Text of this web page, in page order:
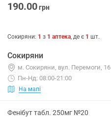
190.00грн
Сокиряни: 1 з 1 аптека, де є 1 шт.
Сокиряни
м. Сокиряни, вул. Перемоги, 16
Пн-Нд: 08:00-21:00
На мапі
Фенібут табл. 250мг №20